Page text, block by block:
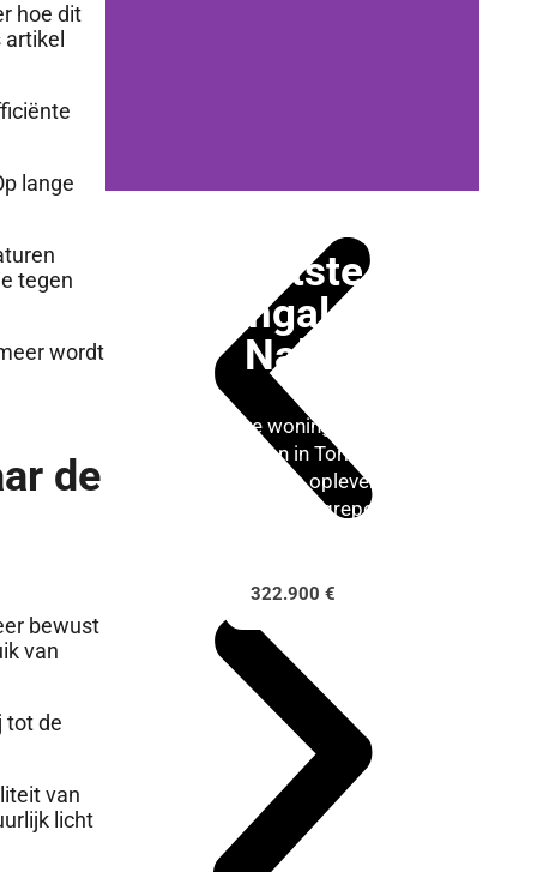
Laatste
bungalow
Nalia
Exclusieve woning klaar om
in te trekken in Torrevieja.
Onmiddellijke oplevering
met alles inbegrepen.
322.900 €
hoe dit
lange
tegen
wordt
de
bewust
van
tot de
van
licht